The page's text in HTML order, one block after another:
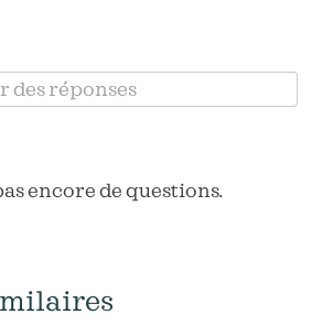
encore de questions.